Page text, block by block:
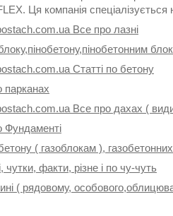
Ця компанія спеціалізується
Все про лазні
Статті по бетону
парканах
Все про дахах (
Фундаменті
( газоблокам ),
чутки, факти, різне і по чу-чуть
( рядовому,